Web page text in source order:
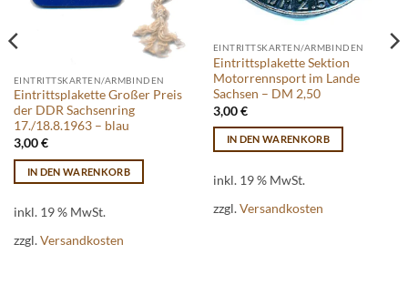
EINTRITTSKARTEN/ARMBINDEN
Eintrittsplakette Großer Preis
der DDR Sachsenring
17./18.8.1963 – blau
3,00€
IN DEN WARENKORB
inkl. 19 % MwSt.
zzgl.Versandkosten
EINTRITTSKARTEN/ARMBINDEN
Eintrittsplakette Sektion
Motorrennsport im Lande
Sachsen – DM 2,50
3,00€
IN DEN WARENKORB
inkl. 19 % MwSt.
zzgl.Versandkosten